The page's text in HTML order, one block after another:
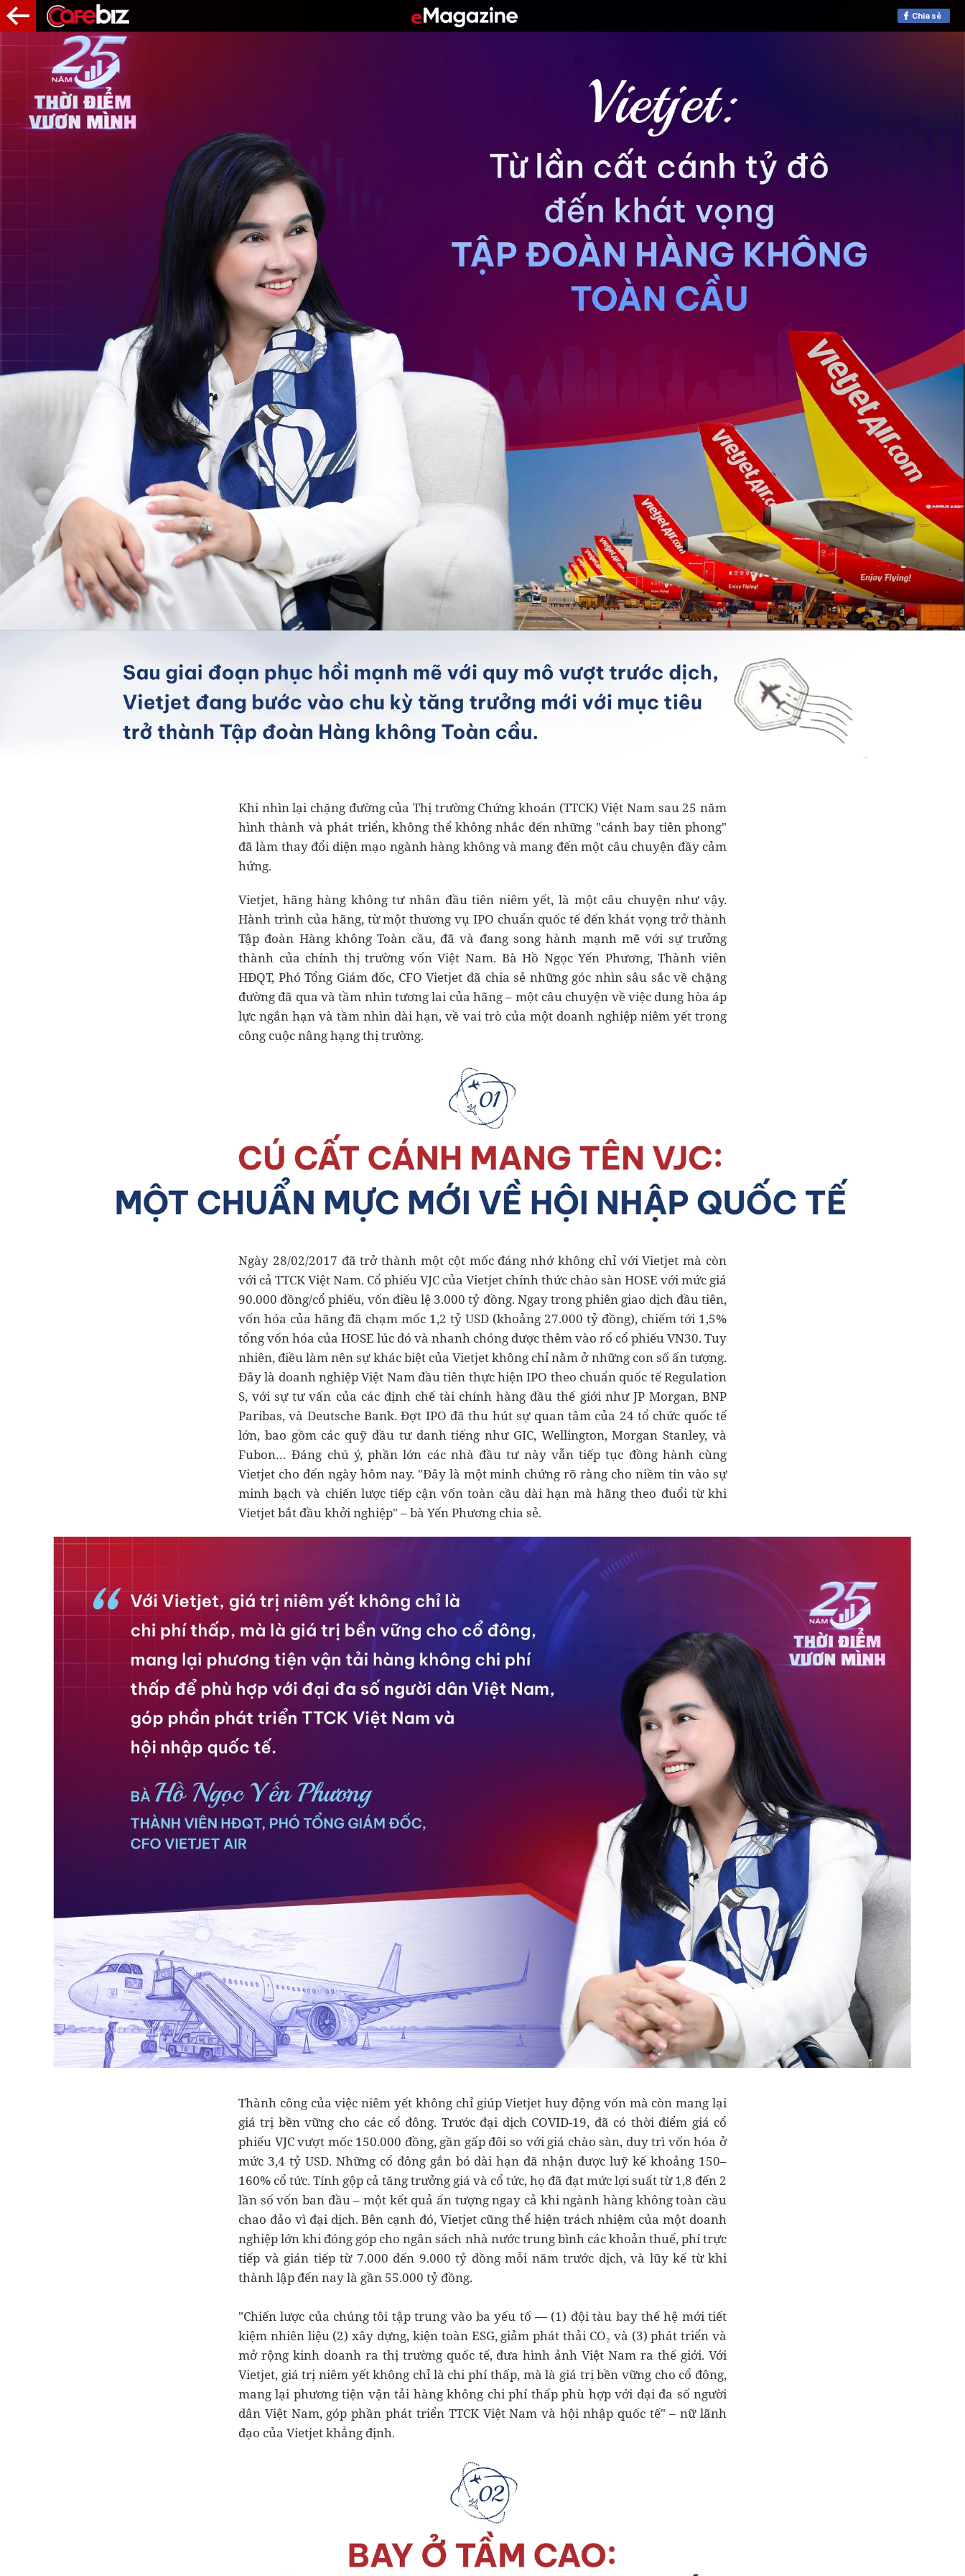
Chia sẻ
Khi nhìn lại chặng đường của Thị trường Chứng khoán (TTCK) Việt Nam sau 25 năm
hình thành và phát triển, không thể không nhắc đến những "cánh bay tiên phong"
đã làm thay đổi diện mạo ngành hàng không và mang đến một câu chuyện đầy cảm
hứng.
Vietjet, hãng hàng không tư nhân đầu tiên niêm yết, là một câu chuyện như vậy.
Hành trình của hãng, từ một thương vụ IPO chuẩn quốc tế đến khát vọng trở thành
Tập đoàn Hàng không Toàn cầu, đã và đang song hành mạnh mẽ với sự trưởng
thành của chính thị trường vốn Việt Nam. Bà Hồ Ngọc Yến Phương, Thành viên
HĐQT, Phó Tổng Giám đốc, CFO Vietjet đã chia sẻ những góc nhìn sâu sắc về chặng
đường đã qua và tầm nhìn tương lai của hãng – một câu chuyện về việc dung hòa áp
lực ngắn hạn và tầm nhìn dài hạn, về vai trò của một doanh nghiệp niêm yết trong
công cuộc nâng hạng thị trường.
Ngày 28/02/2017 đã trở thành một cột mốc đáng nhớ không chỉ với Vietjet mà còn
với cả TTCK Việt Nam. Cổ phiếu VJC của Vietjet chính thức chào sàn HOSE với mức giá
90.000 đồng/cổ phiếu, vốn điều lệ 3.000 tỷ đồng. Ngay trong phiên giao dịch đầu tiên,
vốn hóa của hãng đã chạm mốc 1,2 tỷ USD (khoảng 27.000 tỷ đồng), chiếm tới 1,5%
tổng vốn hóa của HOSE lúc đó và nhanh chóng được thêm vào rổ cổ phiếu VN30. Tuy
nhiên, điều làm nên sự khác biệt của Vietjet không chỉ nằm ở những con số ấn tượng.
Đây là doanh nghiệp Việt Nam đầu tiên thực hiện IPO theo chuẩn quốc tế Regulation
S, với sự tư vấn của các định chế tài chính hàng đầu thế giới như JP Morgan, BNP
Paribas, và Deutsche Bank. Đợt IPO đã thu hút sự quan tâm của 24 tổ chức quốc tế
lớn, bao gồm các quỹ đầu tư danh tiếng như GIC, Wellington, Morgan Stanley, và
Fubon… Đáng chú ý, phần lớn các nhà đầu tư này vẫn tiếp tục đồng hành cùng
Vietjet cho đến ngày hôm nay. "Đây là một minh chứng rõ ràng cho niềm tin vào sự
minh bạch và chiến lược tiếp cận vốn toàn cầu dài hạn mà hãng theo đuổi từ khi
Vietjet bắt đầu khởi nghiệp" – bà Yến Phương chia sẻ.
Thành công của việc niêm yết không chỉ giúp Vietjet huy động vốn mà còn mang lại
giá trị bền vững cho các cổ đông. Trước đại dịch COVID-19, đã có thời điểm giá cổ
phiếu VJC vượt mốc 150.000 đồng, gần gấp đôi so với giá chào sàn, duy trì vốn hóa ở
mức 3,4 tỷ USD. Những cổ đông gắn bó dài hạn đã nhận được luỹ kế khoảng 150–
160% cổ tức. Tính gộp cả tăng trưởng giá và cổ tức, họ đã đạt mức lợi suất từ 1,8 đến 2
lần số vốn ban đầu – một kết quả ấn tượng ngay cả khi ngành hàng không toàn cầu
chao đảo vì đại dịch. Bên cạnh đó, Vietjet cũng thể hiện trách nhiệm của một doanh
nghiệp lớn khi đóng góp cho ngân sách nhà nước trung bình các khoản thuế, phí trực
tiếp và gián tiếp từ 7.000 đến 9.000 tỷ đồng mỗi năm trước dịch, và lũy kế từ khi
thành lập đến nay là gần 55.000 tỷ đồng.
"Chiến lược của chúng tôi tập trung vào ba yếu tố — (1) đội tàu bay thế hệ mới tiết
kiệm nhiên liệu (2) xây dựng, kiện toàn ESG, giảm phát thải CO₂ và (3) phát triển và
mở rộng kinh doanh ra thị trường quốc tế, đưa hình ảnh Việt Nam ra thế giới. Với
Vietjet, giá trị niêm yết không chỉ là chi phí thấp, mà là giá trị bền vững cho cổ đông,
mang lại phương tiện vận tải hàng không chi phí thấp phù hợp với đại đa số người
dân Việt Nam, góp phần phát triển TTCK Việt Nam và hội nhập quốc tế" – nữ lãnh
đạo của Vietjet khẳng định.